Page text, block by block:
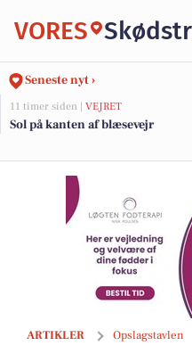
VORES
Seneste nyt ›
11 timer siden | VEJRET
Sol på kanten af blæsevejr
ARTIKLER Opslagstavlen
Jaataak Slagteren serverer